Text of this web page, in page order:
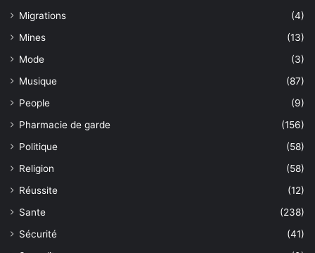
Migrations
(4)
Mines
(13)
Mode
(3)
Musique
(87)
People
(9)
Pharmacie de garde
(156)
Politique
(58)
Religion
(58)
Réussite
(12)
Sante
(238)
Sécurité
(41)